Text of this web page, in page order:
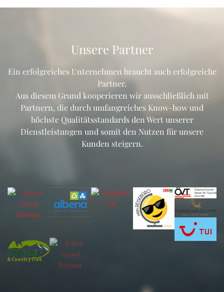
Unsere Partner
Ein erfolgreiches Unternehmen braucht auch erfolgreiche
Partner.
Aus diesem Grund kooperieren wir ausschließlich mit
Partnern, die durch umfangreiches Know-how und
höchste Qualitätsstandards den Wert unserer
Dienstleistungen und somit den Nutzen für unsere
Kunden steigern.